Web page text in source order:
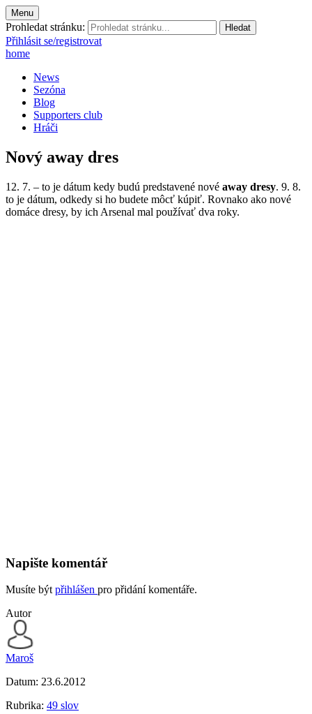
Menu
Prohledat stránku:
Přihlásit se/registrovat
home
News
Sezóna
Blog
Supporters club
Hráči
Nový away dres
12. 7. – to je dátum kedy budú predstavené nové away dresy. 9. 8.
to je dátum, odkedy si ho budete môcť kúpiť. Rovnako ako nové
domáce dresy, by ich Arsenal mal používať dva roky.
Napište komentář
Musíte být přihlášen pro přidání komentáře.
Autor
Maroš
Datum: 23.6.2012
Rubrika: 49 slov